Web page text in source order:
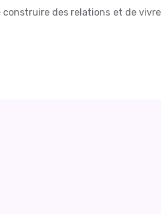
des relations et de vivre